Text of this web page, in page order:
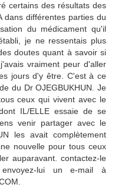
certains des résultats des
dans différentes parties du
du médicament qu'il
je ne ressentais plus
doutes quant à savoir si
vraiment peur d'aller
jours d'y être. C'est à ce
du Dr OJEGBUKHUN. Je
ceux qui vivent avec le
IL/ELLE essaie de se
venir partager avec le
les avait complètement
nouvelle pour tous ceux
auparavant. contactez-le
envoyez-lui un e-mail à